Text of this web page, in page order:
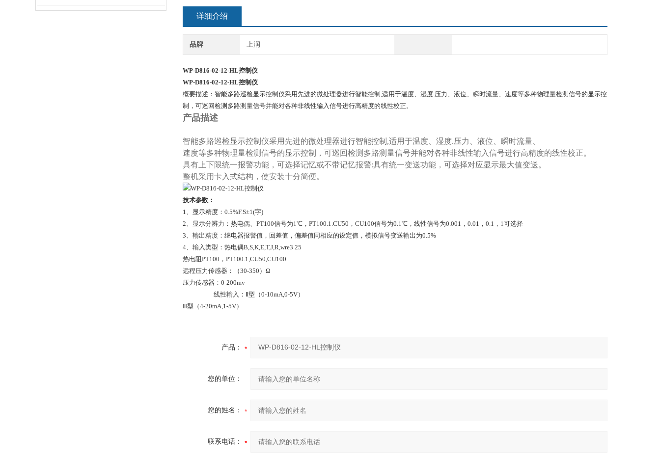
详细介绍
品牌 上润
WP-D816-02-12-HL控制仪
WP-D816-02-12-HL控制仪
概要描述：智能多路巡检显示控制仪采用先进的微处理器进行智能控制,适用于温度、湿度.压力、液位、瞬时流量、速度等多种物理量检测信号的显示控
制，可巡回检测多路测量信号并能对各种非线性输入信号进行高精度的线性校正。
产品描述
智能多路巡检显示控制仪采用先进的微处理器进行智能控制,适用于温度、湿度.压力、液位、瞬时流量、
速度等多种物理量检测信号的显示控制，可巡回检测多路测量信号并能对各种非线性输入信号进行高精度的线性校正。
具有上下限统一报警功能，可选择记忆或不带记忆报警:具有统一变送功能，可选择对应显示最大值变送。
整机采用卡入式结构，使安装十分简便。
技术参数：
1、显示精度：0.5%F.S±1(字)
2、显示分辨力：热电偶、PT100信号为1℃，PT100.1.CU50，CU100信号为0.1℃，线性信号为0.001，0.01，0.1，1可选择
3、输出精度：继电器报警值，回差值，偏差值同相应的设定值，模拟信号变送输出为0.5%
4、输入类型：热电偶B,S,K,E,T,J,R,wre3 25
热电阻PT100，PT100.1,CU50,CU100
远程压力传感器：（30-350）Ω
压力传感器：0-200mv
线性输入：Ⅱ型（0-10mA,0-5V）
Ⅲ型（4-20mA,1-5V）
产品：
您的单位：
您的姓名：
联系电话：